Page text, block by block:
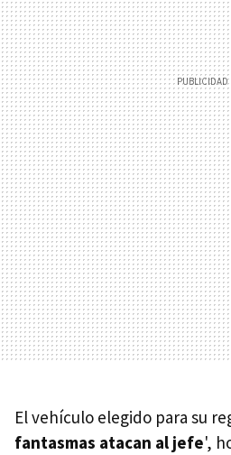
El vehículo elegido para su
fantasmas atacan al jefe',